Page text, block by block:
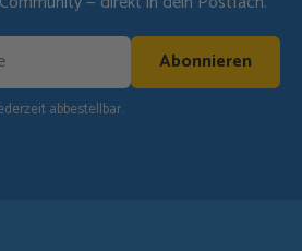
Abonnieren
abbestellbar.